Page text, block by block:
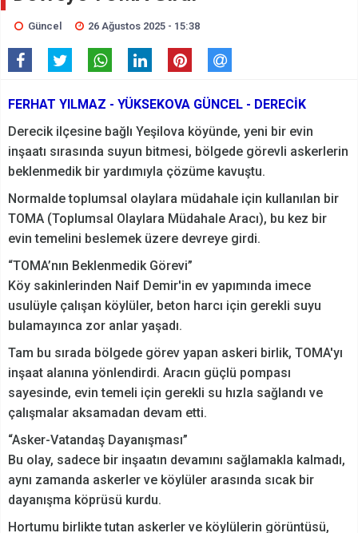
Güncel 26 Ağustos 2025 - 15:38
FERHAT YILMAZ - YÜKSEKOVA GÜNCEL - DERECİK
Derecik ilçesine bağlı Yeşilova köyünde, yeni bir evin
inşaatı sırasında suyun bitmesi, bölgede görevli askerlerin
beklenmedik bir yardımıyla çözüme kavuştu.
Normalde toplumsal olaylara müdahale için kullanılan bir
TOMA (Toplumsal Olaylara Müdahale Aracı), bu kez bir
evin temelini beslemek üzere devreye girdi.
“TOMA’nın Beklenmedik Görevi”
Köy sakinlerinden Naif Demir'in ev yapımında imece
usulüyle çalışan köylüler, beton harcı için gerekli suyu
bulamayınca zor anlar yaşadı.
Tam bu sırada bölgede görev yapan askeri birlik, TOMA'yı
inşaat alanına yönlendirdi. Aracın güçlü pompası
sayesinde, evin temeli için gerekli su hızla sağlandı ve
çalışmalar aksamadan devam etti.
“Asker-Vatandaş Dayanışması”
Bu olay, sadece bir inşaatın devamını sağlamakla kalmadı,
aynı zamanda askerler ve köylüler arasında sıcak bir
dayanışma köprüsü kurdu.
Hortumu birlikte tutan askerler ve köylülerin görüntüsü,